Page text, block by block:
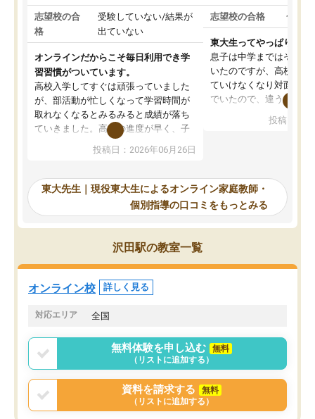
志望校の合
格
受験していない/結果が
出ていない
オンラインだからこそ毎日利用でき学
習習慣がついています。
高校入学してすぐは頑張っていました
が、部活動が忙しくなって学習時間が
取れなくなるとみるみると成績が落ち
ていきました。高校の進度が早く、子
供も家に帰って勉強の話すると嫌な反
応を示します。東大先生にお願いして
れるので、親としても安心です。毎日
使える自習室とかもあり、わからない
ところがあれば先生が回答してくれる
のも重宝しています。
投稿日：2026年06月26日
志望校の合格 合格
東大生ってやっぱりすご
息子は中学まではそこそ
いたのですが、高校に入
ていけなくなり対面の塾
でいたので、違うアプロ
で、当初は模試でD判定
自習室が毎日使えていつ
るのが心強かったよう
謝です。
投稿日：
東大先生｜現役東大生によるオンライン家庭教師・
個別指導の口コミをもっとみる
沢田駅の教室一覧
オンライン校 詳しく見る
対応エリア 全国
無料体験を申し込む
無料
（リストに追加する）
資料を請求する
無料
（リストに追加する）